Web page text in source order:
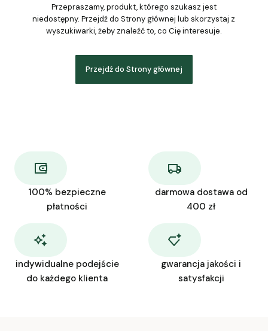
Przepraszamy, produkt, którego szukasz jest
niedostępny. Przejdź do Strony głównej lub skorzystaj z
wyszukiwarki, żeby znaleźć to, co Cię interesuje.
Przejdź do Strony głównej
100% bezpieczne
płatności
darmowa dostawa od
400 zł
indywidualne podejście
do każdego klienta
gwarancja jakości i
satysfakcji